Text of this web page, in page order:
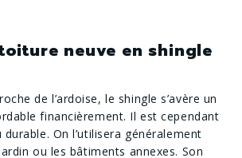
neuve en shingle
de l’ardoise, le shingle s’avère un
financièrement. Il est cependant
On l’utilisera généralement
ou les bâtiments annexes. Son